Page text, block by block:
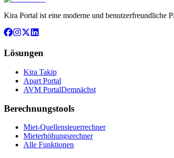
Kira Portal ist eine moderne und benutzerfreundliche
Lösungen
Kira Takip
Apart Portal
AVM PortalDemnächst
Berechnungstools
Miet-Quellensteuerrechner
Mieterhöhungsrechner
Alle Funktionen